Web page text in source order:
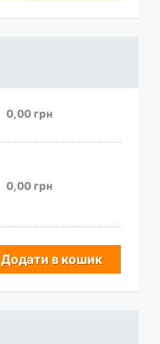
0,00 грн
0,00 грн
Додати в кошик